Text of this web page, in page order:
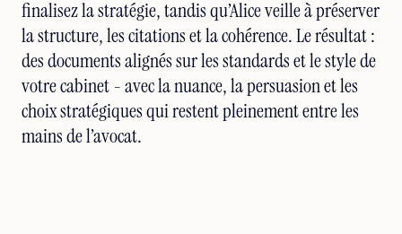
finalisez la stratégie, tandis qu’Alice veille à préserver
la structure, les citations et la cohérence. Le résultat :
des documents alignés sur les standards et le style de
votre cabinet - avec la nuance, la persuasion et les
choix stratégiques qui restent pleinement entre les
mains de l’avocat.